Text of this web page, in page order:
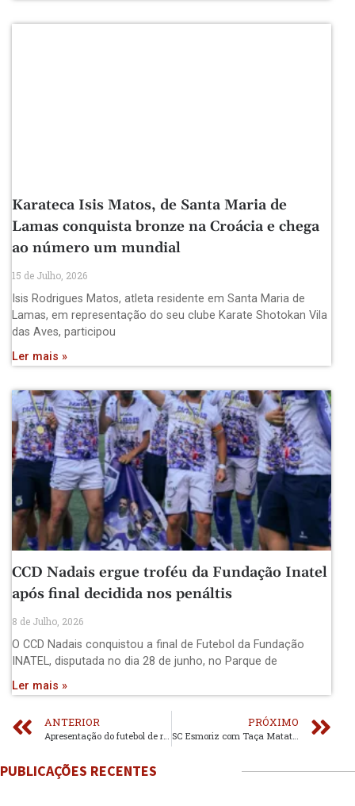
Karateca Isis Matos, de Santa Maria de
Lamas conquista bronze na Croácia e chega
ao número um mundial
15 de Julho, 2026
Isis Rodrigues Matos, atleta residente em Santa Maria de
Lamas, em representação do seu clube Karate Shotokan Vila
das Aves, participou
Ler mais »
CCD Nadais ergue troféu da Fundação Inatel
após final decidida nos penáltis
8 de Julho, 2026
O CCD Nadais conquistou a final de Futebol da Fundação
INATEL, disputada no dia 28 de junho, no Parque de
Ler mais »
ANTERIOR PRÓXIMO
PUBLICAÇÕES RECENTES